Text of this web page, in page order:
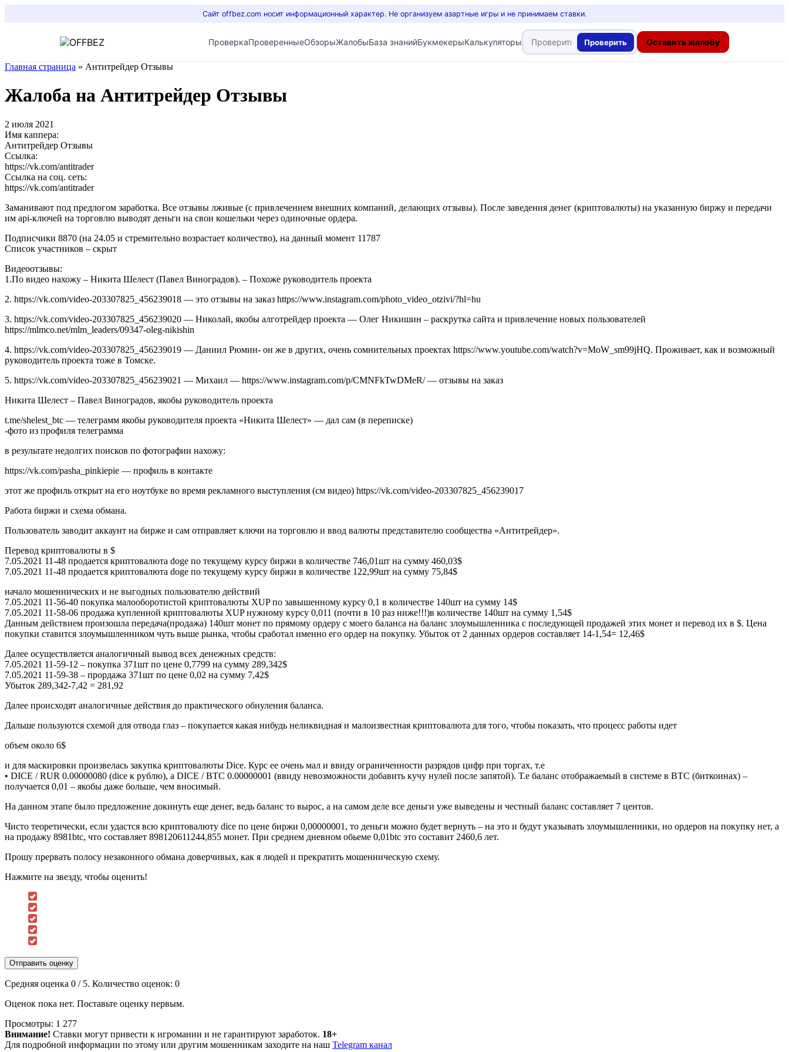
Сайт offbez.com носит информационный характер. Не организуем азартные игры и не принимаем ставки.
ПроверкаПроверенныеОбзорыЖалобыБаза знанийБукмекерыКалькуляторы Проверить Оставить жалобу
Главная страница » Антитрейдер Отзывы
Жалоба на Антитрейдер Отзывы
2 июля 2021
Имя каппера:
Антитрейдер Отзывы
Ссылка:
https://vk.com/antitrader
Ссылка на соц. сеть:
https://vk.com/antitrader
Заманивают под предлогом заработка. Все отзывы лживые (с привлечением внешних компаний, делающих отзывы). После заведения денег (криптовалюты) на указанную биржу и передачи
им api-ключей на торговлю выводят деньги на свои кошельки через одиночные ордера.
Подписчики 8870 (на 24.05 и стремительно возрастает количество), на данный момент 11787
Список участников – скрыт
Видеоотзывы:
1.По видео нахожу – Никита Шелест (Павел Виноградов). – Похоже руководитель проекта
2. https://vk.com/video-203307825_456239018 — это отзывы на заказ https://www.instagram.com/photo_video_otzivi/?hl=hu
3. https://vk.com/video-203307825_456239020 — Николай, якобы алготрейдер проекта — Олег Никишин – раскрутка сайта и привлечение новых пользователей
https://mlmco.net/mlm_leaders/09347-oleg-nikishin
4. https://vk.com/video-203307825_456239019 — Даниил Рюмин- он же в других, очень сомнительных проектах https://www.youtube.com/watch?v=MoW_sm99jHQ. Проживает, как и возможный
руководитель проекта тоже в Томске.
5. https://vk.com/video-203307825_456239021 — Михаил — https://www.instagram.com/p/CMNFkTwDMeR/ — отзывы на заказ
Никита Шелест – Павел Виноградов, якобы руководитель проекта
t.me/shelest_btc — телеграмм якобы руководителя проекта «Никита Шелест» — дал сам (в переписке)
-фото из профиля телеграмма
в результате недолгих поисков по фотографии нахожу:
https://vk.com/pasha_pinkiepie — профиль в контакте
этот же профиль открыт на его ноутбуке во время рекламного выступления (см видео) https://vk.com/video-203307825_456239017
Работа биржи и схема обмана.
Пользователь заводит аккаунт на бирже и сам отправляет ключи на торговлю и ввод валюты представителю сообщества «Антитрейдер».
Перевод криптовалюты в $
7.05.2021 11-48 продается криптовалюта doge по текущему курсу биржи в количестве 746,01шт на сумму 460,03$
7.05.2021 11-48 продается криптовалюта doge по текущему курсу биржи в количестве 122,99шт на сумму 75,84$
начало мошеннических и не выгодных пользователю действий
7.05.2021 11-56-40 покупка малооборотистой криптовалюты XUP по завышенному курсу 0,1 в количестве 140шт на сумму 14$
7.05.2021 11-58-06 продажа купленной криптовалюты XUP нужному курсу 0,011 (почти в 10 раз ниже!!!)в количестве 140шт на сумму 1,54$
Данным действием произошла передача(продажа) 140шт монет по прямому ордеру с моего баланса на баланс злоумышленника с последующей продажей этих монет и перевод их в $. Цена
покупки ставится злоумышленником чуть выше рынка, чтобы сработал именно его ордер на покупку. Убыток от 2 данных ордеров составляет 14-1,54= 12,46$
Далее осуществляется аналогичный вывод всех денежных средств:
7.05.2021 11-59-12 – покупка 371шт по цене 0,7799 на сумму 289,342$
7.05.2021 11-59-38 – прордажа 371шт по цене 0,02 на сумму 7,42$
Убыток 289,342-7,42 = 281,92
Далее происходят аналогичные действия до практического обнуления баланса.
Дальше пользуются схемой для отвода глаз – покупается какая нибудь неликвидная и малоизвестная криптовалюта для того, чтобы показать, что процесс работы идет
объем около 6$
и для маскировки произвелась закупка криптовалюты Dice. Курс ее очень мал и ввиду ограниченности разрядов цифр при торгах, т.е
• DICE / RUR 0.00000080 (dice к рублю), а DICE / BTC 0.00000001 (ввиду невозможности добавить кучу нулей после запятой). Т.е баланс отображаемый в системе в BTC (биткоинах) –
получается 0,01 – якобы даже больше, чем вносимый.
На данном этапе было предложение докинуть еще денег, ведь баланс то вырос, а на самом деле все деньги уже выведены и честный баланс составляет 7 центов.
Чисто теоретически, если удастся всю криптовалюту dice по цене биржи 0,00000001, то деньги можно будет вернуть – на это и будут указывать злоумышленники, но ордеров на покупку нет, а
на продажу 8981btc, что составляет 898120611244,855 монет. При среднем дневном обьеме 0,01btc это составит 2460,6 лет.
Прошу прервать полосу незаконного обмана доверчивых, как я людей и прекратить мошенническую схему.
Нажмите на звезду, чтобы оценить!
Отправить оценку
Средняя оценка 0 / 5. Количество оценок: 0
Оценок пока нет. Поставьте оценку первым.
Просмотры: 1 277
Внимание! Ставки могут привести к игромании и не гарантируют заработок. 18+
Для подробной информации по этому или другим мошенникам заходите на наш Telegram канал